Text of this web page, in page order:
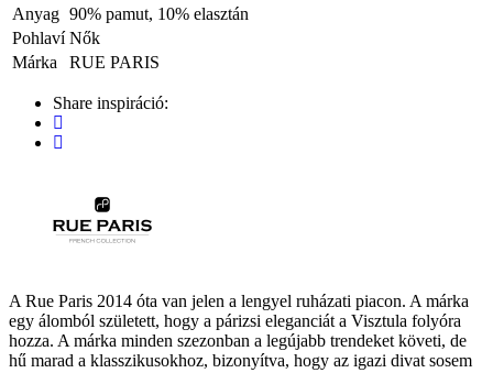
Anyag 90% pamut, 10% elasztán
Pohlaví Nők
Márka
RUE PARIS
Share inspiráció:
A Rue Paris 2014 óta van jelen a lengyel ruházati piacon. A márka
egy álomból született, hogy a párizsi eleganciát a Visztula folyóra
hozza. A márka minden szezonban a legújabb trendeket követi, de
hű marad a klasszikusokhoz, bizonyítva, hogy az igazi divat sosem